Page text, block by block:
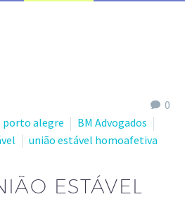
0
porto alegre
BM Advogados
união estável homoafetiva
ESTÁVEL